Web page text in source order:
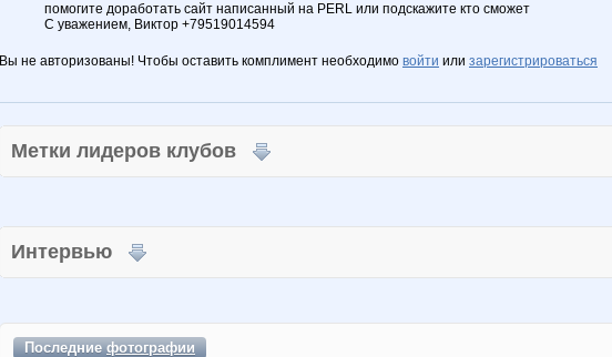
помогите доработать сайт написанный на PERL или подскажите кто сможет
С уважением, Виктор +79519014594
Вы не авторизованы! Чтобы оставить комплимент необходимо войти или зарегистрироваться
Метки лидеров клубов
Интервью
Последниефотографии